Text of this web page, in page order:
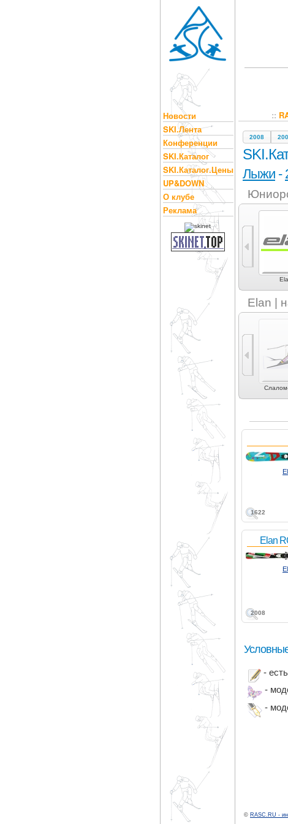
Новости
SKI.Лента
Конференции
SKI.Каталог
SKI.Каталог.Цены
UP&DOWN
О клубе
Реклама
::
2008
Лыжи -
Dynastar (5)
Elan |
Могул | акробатика
Слалом (4)
1622
2008
Elan
-
-
-
© RASC.RU -